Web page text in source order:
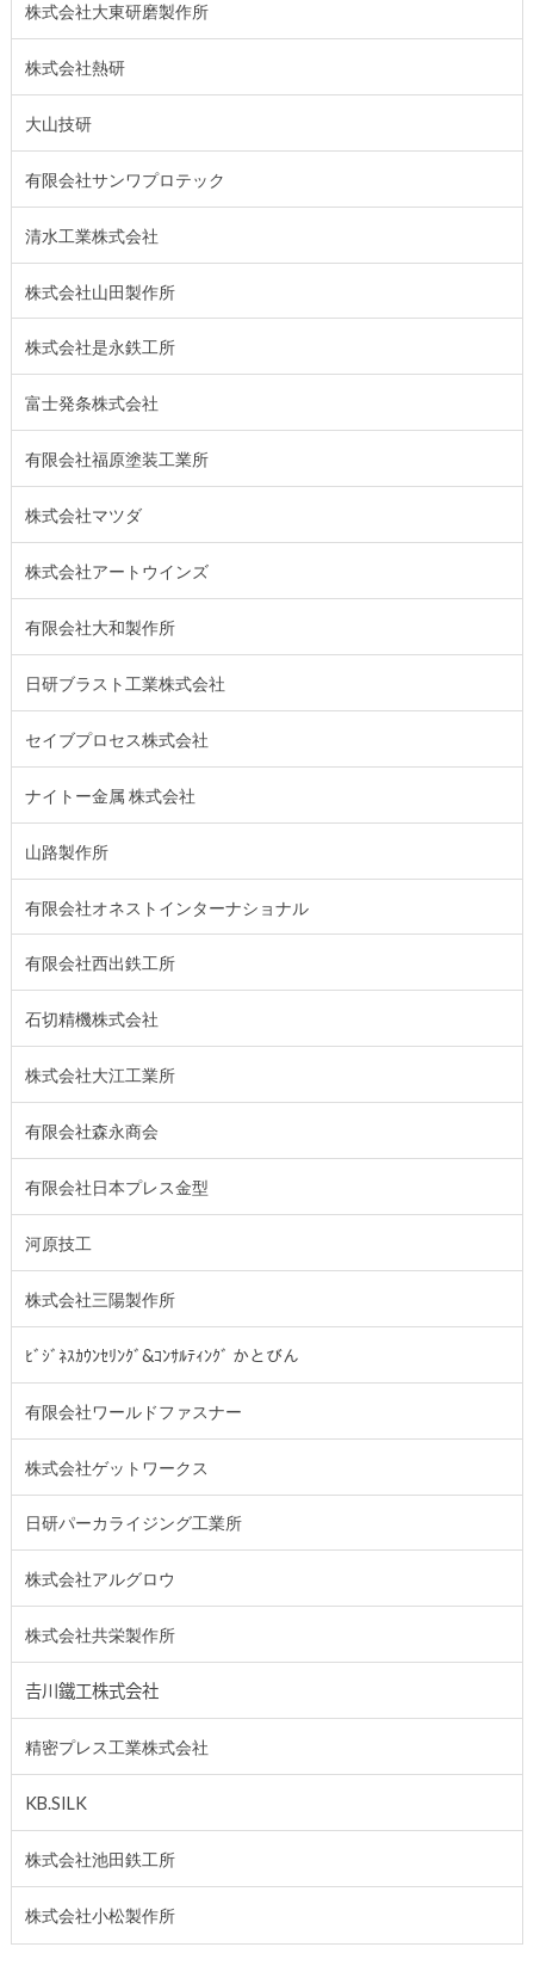
株式会社大東研磨製作所
株式会社熱研
大山技研
有限会社サンワプロテック
清水工業株式会社
株式会社山田製作所
株式会社是永鉄工所
富士発条株式会社
有限会社福原塗装工業所
株式会社マツダ
株式会社アートウインズ
有限会社大和製作所
日研ブラスト工業株式会社
セイブプロセス株式会社
ナイトー金属 株式会社
山路製作所
有限会社オネストインターナショナル
有限会社西出鉄工所
石切精機株式会社
株式会社大江工業所
有限会社森永商会
有限会社日本プレス金型
河原技工
株式会社三陽製作所
ﾋﾞｼﾞﾈｽｶｳﾝｾﾘﾝｸﾞ&ｺﾝｻﾙﾃｨﾝｸﾞ かとびん
有限会社ワールドファスナー
株式会社ゲットワークス
日研パーカライジング工業所
株式会社アルグロウ
株式会社共栄製作所
𠮷川鐵工株式会社
精密プレス工業株式会社
KB.SILK
株式会社池田鉄工所
株式会社小松製作所